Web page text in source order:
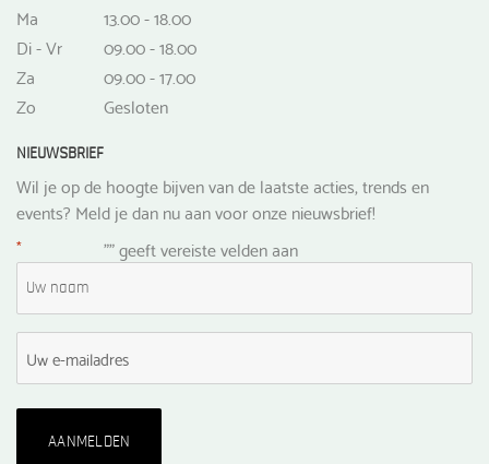
Ma
13.00 - 18.00
Di - Vr
09.00 - 18.00
Za
09.00 - 17.00
Zo
Gesloten
NIEUWSBRIEF
Wil je op de hoogte bijven van de laatste acties, trends en
events? Meld je dan nu aan voor onze nieuwsbrief!
"
* " geeft vereiste velden aan